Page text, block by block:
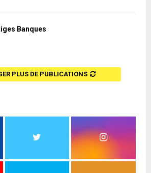
Banques
PLUS DE PUBLICATIONS